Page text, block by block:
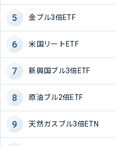
金ブル3倍ETF
米国リートETF
新興国ブル3倍ETF
原油ブル2倍ETF
天然ガスブル3倍ETN